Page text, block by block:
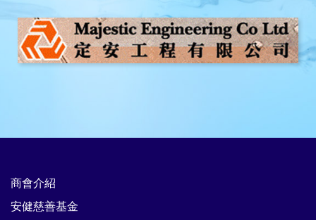
商會介紹
安健慈善基金